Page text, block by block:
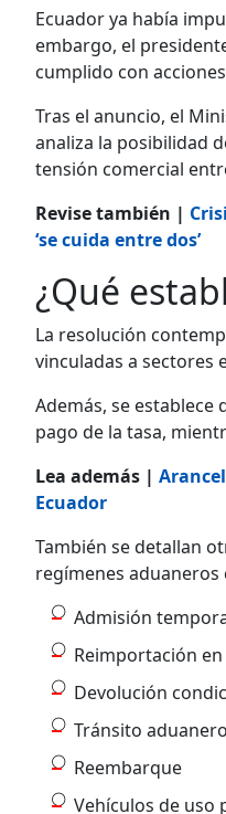
Ecuador ya había
embargo, el
cumplido con
Tras el anuncio, el
analiza la posibilidad
tensión comercial
Revise también |
‘se cuida entre dos’
¿Qué
La resolución
vinculadas a sectores
Además, se establece
pago de la tasa,
Lea además |
Ecuador
También se detallan
regímenes aduaneros
Admisión
Reimportación
Devolución
Tránsito aduanero
Reembarque
Vehículos de uso